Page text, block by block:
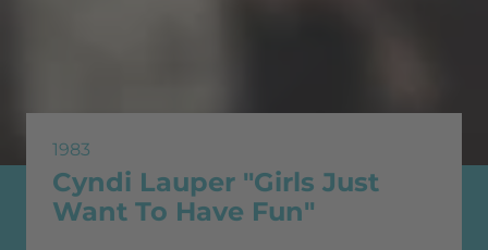
1983
Cyndi Lauper "Girls Just
Want To Have Fun"